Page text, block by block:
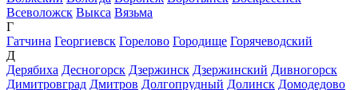
Всеволожск Выкса Вязьма
Г
Гатчина Георгиевск Горелово Городище Горячеводский
Д
Дерябиха Десногорск Дзержинск Дзержинский Дивногорск
Димитровград Дмитров Долгопрудный Долинск Домодедово